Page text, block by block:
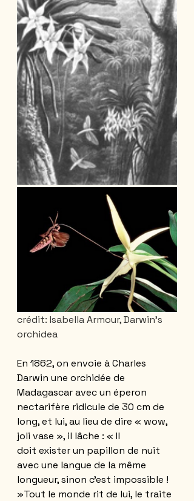
crédit: Isabella Armour, Darwin's
orchidea
En 1862, on envoie à Charles
Darwin une orchidée de
Madagascar avec un éperon
nectarifère ridicule de 30 cm de
long, et lui, au lieu de dire « wow,
joli vase », il lâche : « Il
doit exister un papillon de nuit
avec une langue de la même
longueur, sinon c’est impossible !
»Tout le monde rit de lui, le traite